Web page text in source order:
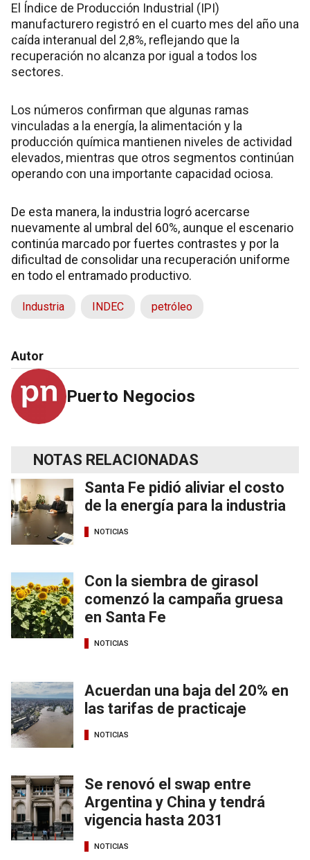
El Índice de Producción Industrial (IPI)
manufacturero registró en el cuarto mes del año una
caída interanual del 2,8%, reflejando que la
recuperación no alcanza por igual a todos los
sectores.
Los números confirman que algunas ramas
vinculadas a la energía, la alimentación y la
producción química mantienen niveles de actividad
elevados, mientras que otros segmentos continúan
operando con una importante capacidad ociosa.
De esta manera, la industria logró acercarse
nuevamente al umbral del 60%, aunque el escenario
continúa marcado por fuertes contrastes y por la
dificultad de consolidar una recuperación uniforme
en todo el entramado productivo.
Industria INDEC petróleo
Autor
Puerto Negocios
NOTAS RELACIONADAS
Santa Fe pidió aliviar el costo
de la energía para la industria
NOTICIAS
Con la siembra de girasol
comenzó la campaña gruesa
en Santa Fe
NOTICIAS
Acuerdan una baja del 20% en
las tarifas de practicaje
NOTICIAS
Se renovó el swap entre
Argentina y China y tendrá
vigencia hasta 2031
NOTICIAS